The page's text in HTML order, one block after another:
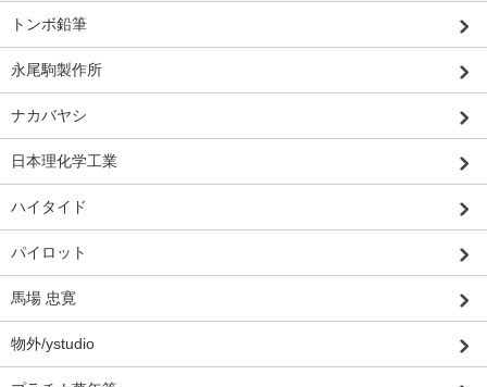
トンボ鉛筆
永尾駒製作所
ナカバヤシ
日本理化学工業
ハイタイド
パイロット
馬場 忠寛
物外/ystudio